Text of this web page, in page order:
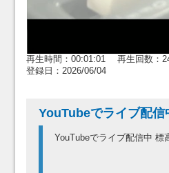
再生時間：00:01:01 再生回数：
登録日：2026/06/04
YouTubeでライブ配
YouTubeでライブ配信中 標